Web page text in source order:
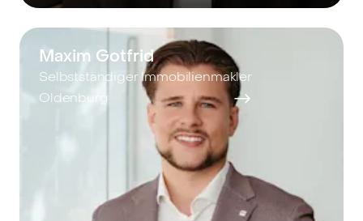
Maxim Gotfrid
Selbstständiger Immobilienmakler
Oldenburg